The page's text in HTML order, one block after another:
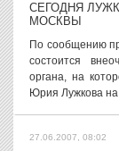
СЕГОДНЯ
МОСКВЫ
По сообщению
состоится
органа, на
Юрия Лужкова на
27.06.2007, 08:02